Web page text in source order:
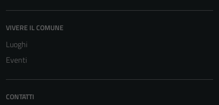
VIVERE IL COMUNE
Luoghi
Eventi
CONTATTI
Questi cookie
Terze parti